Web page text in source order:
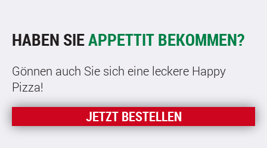
HABEN SIEAPPETTIT BEKOMMEN?
Gönnen auch Sie sich eine leckere Happy
Pizza!
JETZT BESTELLEN